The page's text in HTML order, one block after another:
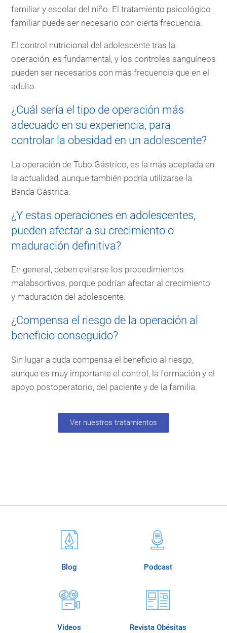
familiar y escolar del niño. El tratamiento psicológico
familiar puede ser necesario con cierta frecuencia.
El control nutricional del adolescente tras la
operación, es fundamental, y los controles sanguíneos
pueden ser necesarios con más frecuencia que en el
adulto.
¿Cuál sería el tipo de operación más
adecuado en su experiencia, para
controlar la obesidad en un adolescente?
La operación de Tubo Gástrico, es la más aceptada en
la actualidad, aunque también podría utilizarse la
Banda Gástrica.
¿Y estas operaciones en adolescentes,
pueden afectar a su crecimiento o
maduración definitiva?
En general, deben evitarse los procedimientos
malabsortivos, porque podrían afectar al crecimiento
y maduración del adolescente.
¿Compensa el riesgo de la operación al
beneficio conseguido?
Sin lugar a duda compensa el beneficio al riesgo,
aunque es muy importante el control, la formación y el
apoyo postoperatorio, del paciente y de la familia.
Ver nuestros tratamientos
Blog Podcast
Videos Revista Obésitas